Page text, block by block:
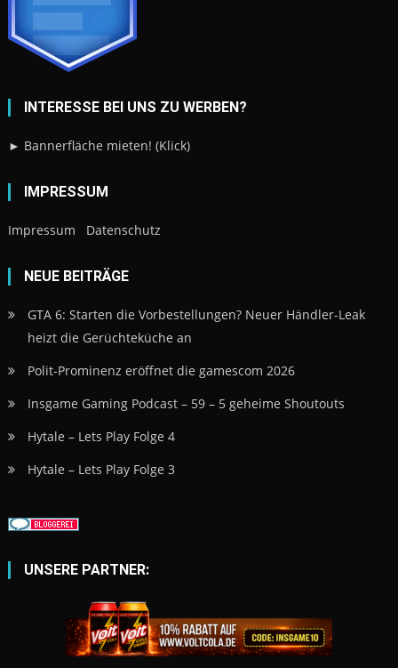
INTERESSE BEI UNS ZU WERBEN?
► Bannerfläche mieten! (Klick)
IMPRESSUM
Impressum Datenschutz
NEUE BEITRÄGE
GTA 6: Starten die Vorbestellungen? Neuer Händler-Leak
heizt die Gerüchteküche an
Polit-Prominenz eröffnet die gamescom 2026
Insgame Gaming Podcast – 59 – 5 geheime Shoutouts
Hytale – Lets Play Folge 4
Hytale – Lets Play Folge 3
UNSERE PARTNER: